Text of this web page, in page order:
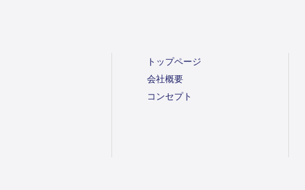
トップページ
会社概要
コンセプト